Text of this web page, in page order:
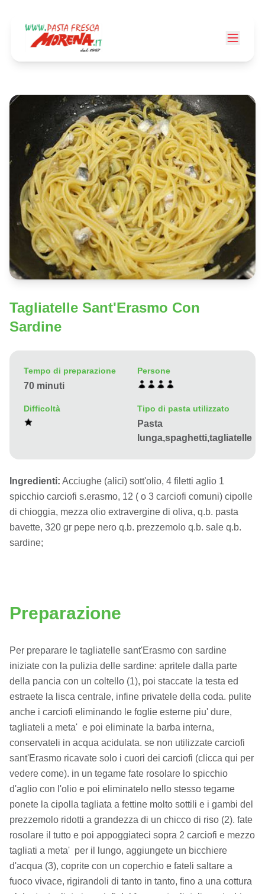
Tagliatelle Sant'Erasmo Con
Sardine
Tempo di preparazione
70 minuti
Persone
Difficoltà Tipo di pasta utilizzato
Pasta
lunga,spaghetti,tagliatelle
Ingredienti: Acciughe (alici) sott'olio, 4 filetti aglio 1
spicchio carciofi s.erasmo, 12 ( o 3 carciofi comuni) cipolle
di chioggia, mezza olio extravergine di oliva, q.b. pasta
bavette, 320 gr pepe nero q.b. prezzemolo q.b. sale q.b.
sardine;
Preparazione
Per preparare le tagliatelle sant'Erasmo con sardine
iniziate con la pulizia delle sardine: apritele dalla parte
della pancia con un coltello (1), poi staccate la testa ed
estraete la lisca centrale, infine privatele della coda. pulite
anche i carciofi eliminando le foglie esterne piu' dure,
tagliateli a meta' e poi eliminate la barba interna,
conservateli in acqua acidulata. se non utilizzate carciofi
sant'Erasmo ricavate solo i cuori dei carciofi (clicca qui per
vedere come). in un tegame fate rosolare lo spicchio
d'aglio con l'olio e poi eliminatelo nello stesso tegame
ponete la cipolla tagliata a fettine molto sottili e i gambi del
prezzemolo ridotti a grandezza di un chicco di riso (2). fate
rosolare il tutto e poi appoggiateci sopra 2 carciofi e mezzo
tagliati a meta' per il lungo, aggiungete un bicchiere
d'acqua (3), coprite con un coperchio e fateli saltare a
fuoco vivace, rigirandoli di tanto in tanto, fino a una cottura